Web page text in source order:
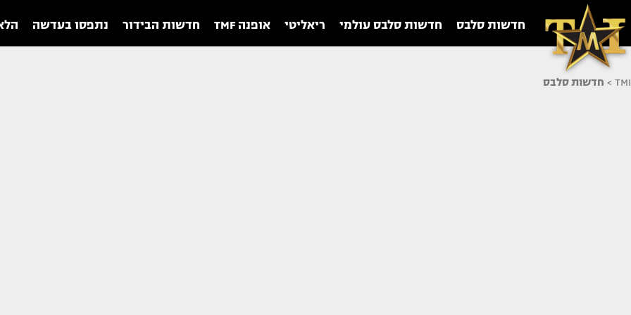
חדשות סלבס חדשות סלבס עולמי ריאליטי אופנה TMF חדשות הבידור נתפסו בעדשה
TMI
> חדשות סלבס